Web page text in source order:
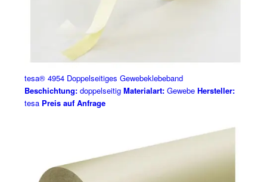
tesa® 4954 Doppelseitiges Gewebeklebeband
Beschichtung:doppelseitig Materialart:Gewebe Hersteller:
tesa Preis auf Anfrage